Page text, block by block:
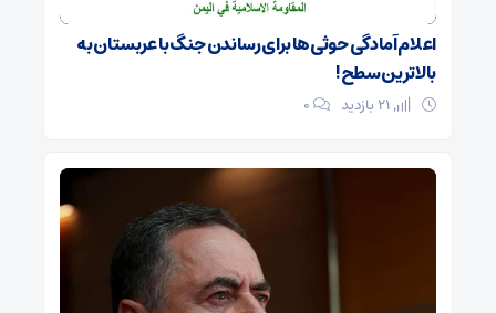
اعلام آمادگی حوثی‌ها برای رساندن جنگ با عربستان به
بالاترین سطح!
۰